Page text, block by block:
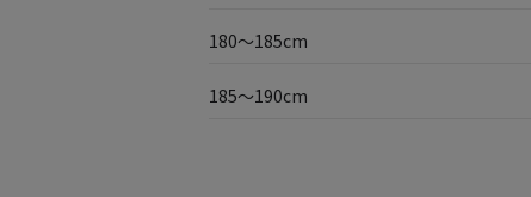
180〜185cm
185〜190cm